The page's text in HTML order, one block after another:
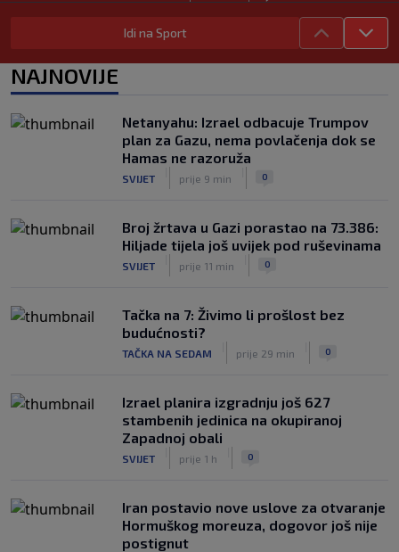
Sudija dosjetljivim komentarom
nasmijao publiku nakon žalbe tenisera
nasrnuo na gostujuće fudbalere
(VIDEO)
NOGOMET
|
8. aug.
|
Idi na Sport
NAJNOVIJE
Netanyahu: Izrael odbacuje Trumpov
plan za Gazu, nema povlačenja dok se
Hamas ne razoruža
SVIJET prije 9 min 0
Broj žrtava u Gazi porastao na 73.386:
Hiljade tijela još uvijek pod ruševinama
SVIJET prije 11 min 0
Tačka na 7: Živimo li prošlost bez
budućnosti?
TAČKA NA SEDAM prije 29 min 0
Izrael planira izgradnju još 627
stambenih jedinica na okupiranoj
Zapadnoj obali
SVIJET prije 1 h 0
Iran postavio nove uslove za otvaranje
Hormuškog moreuza, dogovor još nije
postignut